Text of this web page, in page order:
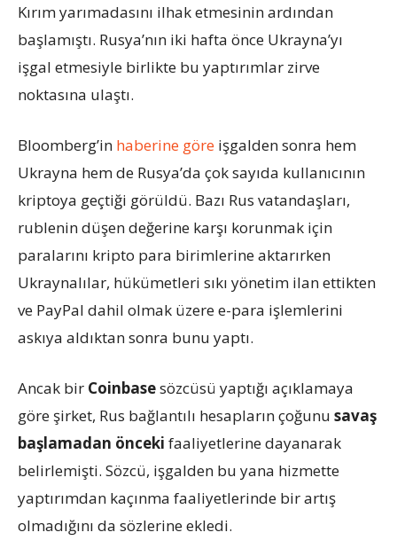
Kırım yarımadasını ilhak etmesinin ardından
başlamıştı. Rusya’nın iki hafta önce Ukrayna’yı
işgal etmesiyle birlikte bu yaptırımlar zirve
noktasına ulaştı.
Bloomberg’in haberine göre işgalden sonra hem
Ukrayna hem de Rusya’da çok sayıda kullanıcının
kriptoya geçtiği görüldü. Bazı Rus vatandaşları,
rublenin düşen değerine karşı korunmak için
paralarını kripto para birimlerine aktarırken
Ukraynalılar, hükümetleri sıkı yönetim ilan ettikten
ve PayPal dahil olmak üzere e-para işlemlerini
askıya aldıktan sonra bunu yaptı.
Ancak bir Coinbasesözcüsü yaptığı açıklamaya
göre şirket, Rus bağlantılı hesapların çoğunu savaş
başlamadan önceki faaliyetlerine dayanarak
belirlemişti. Sözcü, işgalden bu yana hizmette
yaptırımdan kaçınma faaliyetlerinde bir artış
olmadığını da sözlerine ekledi.